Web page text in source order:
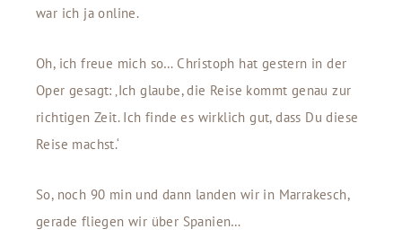
war ich ja online.
Oh, ich freue mich so… Christoph hat gestern in der
Oper gesagt: ‚Ich glaube, die Reise kommt genau zur
richtigen Zeit. Ich finde es wirklich gut, dass Du diese
Reise machst.‘
So, noch 90 min und dann landen wir in Marrakesch,
gerade fliegen wir über Spanien…